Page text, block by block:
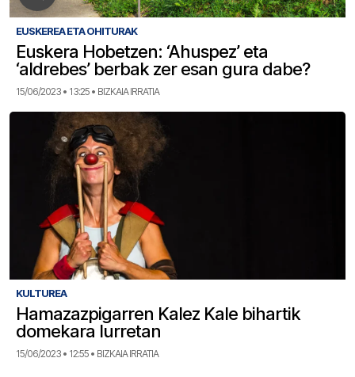
EUSKEREA ETA OHITURAK
Euskera Hobetzen: ‘Ahuspez’ eta
‘aldrebes’ berbak zer esan gura dabe?
15/06/2023 • 13:25 • BIZKAIA IRRATIA
KULTUREA
Hamazazpigarren Kalez Kale bihartik
domekara Iurretan
15/06/2023 • 12:55 • BIZKAIA IRRATIA